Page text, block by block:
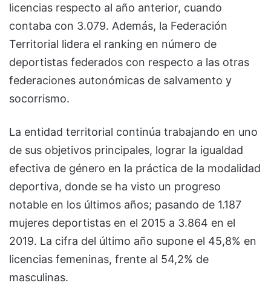
licencias respecto al año anterior, cuando
contaba con 3.079. Además, la Federación
Territorial lidera el ranking en número de
deportistas federados con respecto a las otras
federaciones autonómicas de salvamento y
socorrismo.
La entidad territorial continúa trabajando en uno
de sus objetivos principales, lograr la igualdad
efectiva de género en la práctica de la modalidad
deportiva, donde se ha visto un progreso
notable en los últimos años; pasando de 1.187
mujeres deportistas en el 2015 a 3.864 en el
2019. La cifra del último año supone el 45,8% en
licencias femeninas, frente al 54,2% de
masculinas.